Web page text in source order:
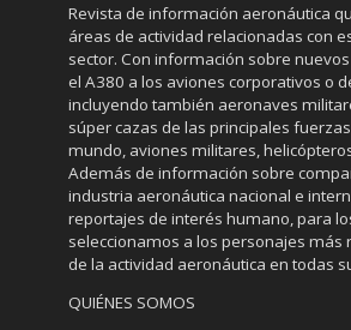
Revista de información aeronáutica
áreas de actividad relacionadas con
sector. Con información sobre
el A380 a los aviones corporativos o
incluyendo también aeronaves
súper cazas de las principales
mundo, aviones militares,
Además de información sobre
industria aeronáutica nacional e
reportajes de interés humano, para
seleccionamos a los personajes más
de la actividad aeronáutica en todas
QUIÉNES SOMOS